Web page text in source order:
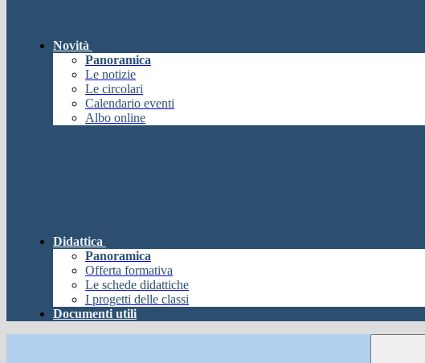
Novità
Panoramica
Le notizie
Le circolari
Calendario eventi
Albo online
Didattica
Panoramica
Offerta formativa
Le schede didattiche
I progetti delle classi
Documenti utili